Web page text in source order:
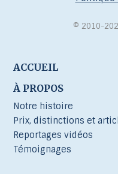
© 2010-
ACCUEIL
À PROPOS
Notre histoire
Prix, distinctions et
Reportages vidéos
Témoignages